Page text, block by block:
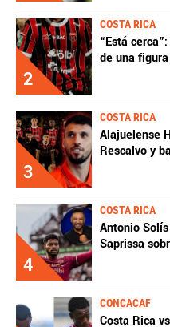
2
COSTA RICA
“Está
de una
3
COSTA RICA
Alajuelense
Rescalvo y
4
COSTA RICA
Antonio
Saprissa
CONCACAF
Costa Rica